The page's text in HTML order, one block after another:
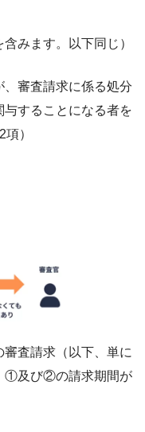
みます。以下同じ）
審査請求に係る処分
与することになる者を
）
査請求（以下、単に
①及び②の請求期間が